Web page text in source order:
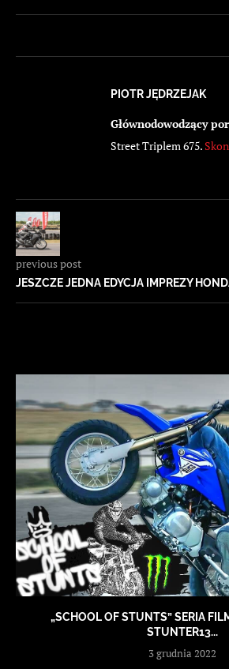
PIOTR JĘDRZEJAK
Głównodowodzący
Street Triplem 675.
previous post
JESZCZE JEDNA EDYCJA IMPREZY
„SCHOOL OF STUNTS” SERIA
STUNTER13...
3 grudnia 2022